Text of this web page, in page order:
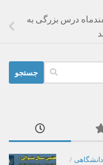
درس بزرگی به
دانشگاهی /